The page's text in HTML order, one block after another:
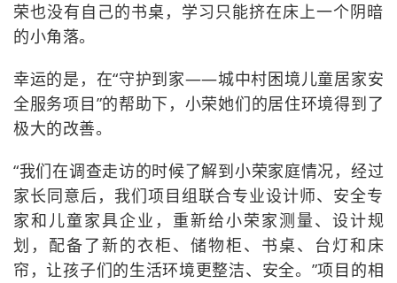
荣也没有自己的书桌，学习只能挤在床上一个阴暗
的小角落。
幸运的是，在“守护到家——城中村困境儿童居家安
全服务项目”的帮助下，小荣她们的居住环境得到了
极大的改善。
“我们在调查走访的时候了解到小荣家庭情况，经过
家长同意后，我们项目组联合专业设计师、安全专
家和儿童家具企业，重新给小荣家测量、设计规
划，配备了新的衣柜、储物柜、书桌、台灯和床
帘，让孩子们的生活环境更整洁、安全。”项目的相